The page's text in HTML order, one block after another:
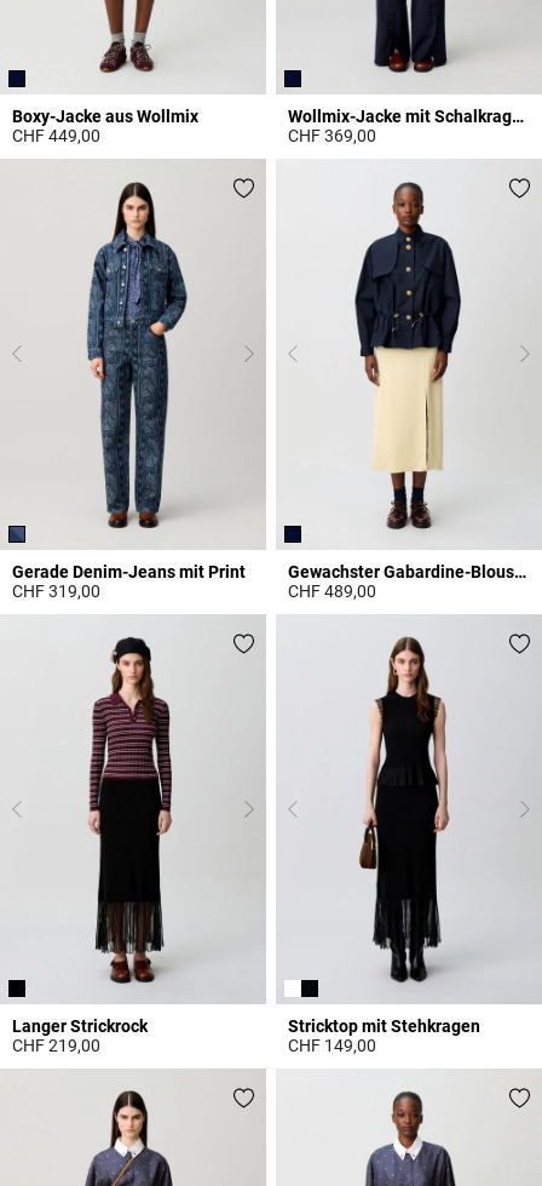
Boxy-Jacke aus Wollmix
CHF 449,00
4.4 out of 5 Customer Rating
Wollmix-Jacke mit Schalkragen
CHF 369,00
4 out of 5 Customer Rating
Gerade Denim-Jeans mit Print
CHF 319,00
Gewachster Gabardine-Blouson
CHF 489,00
Langer Strickrock
CHF 219,00
Stricktop mit Stehkragen
CHF 149,00